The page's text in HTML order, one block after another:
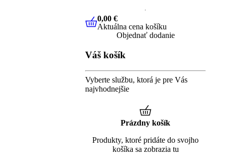
0,00 €Aktuálna cena košíku
0,00 €
Aktuálna cena košíku
Objednať dodanie
Váš košík
Vyberte službu, ktorá je pre Vás
najvhodnejšie
Prázdny košík
Produkty, ktoré pridáte do svojho
košíka sa zobrazia tu